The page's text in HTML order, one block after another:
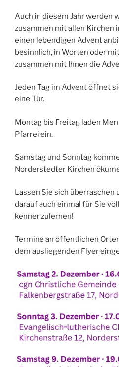
Auch in diesem Jahr werden
zusammen mit allen Kirchen
einen lebendigen Advent
besinnlich, in Worten oder
zusammen mit Ihnen die
Jeden Tag im Advent öffnet
eine Tür.
Montag bis Freitag laden
Pfarrei ein.
Samstag und Sonntag
Norderstedter Kirchen
Lassen Sie sich überraschen
darauf auch einmal für Sie
kennenzulernen!
Termine an öffentlichen
dem ausliegenden Flyer